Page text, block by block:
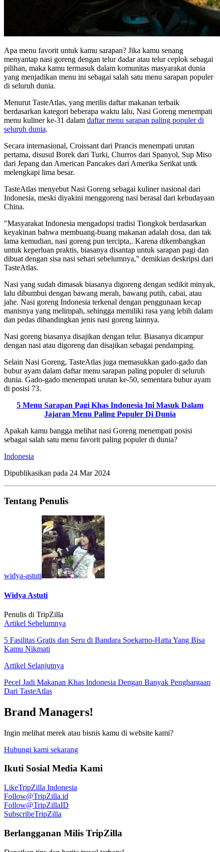
Apa menu favorit untuk kamu sarapan? Jika kamu senang
menyantap nasi goreng dengan telur dadar atau telur ceplok sebagai
pilihan, maka kamu termasuk dalam komunitas masyarakat dunia
yang menjadikan menu ini sebagai salah satu menu sarapan populer
di seluruh dunia.
Menurut TasteAtlas, yang merilis daftar makanan terbaik
berdasarkan kategori beberapa waktu lalu, Nasi Goreng menempati
menu kuliner ke-31 dalam daftar menu sarapan paling populer di
seluruh dunia.
Secara internasional, Croissant dari Prancis menempati urutan
pertama, disusul Borek dari Turki, Churros dari Spanyol, Sup Miso
dari Jepang dan American Pancakes dari Amerika Serikat untk
melengkapi lima besar.
TasteAtlas menyebut Nasi Goreng sebagai kuliner nasional dari
Indonesia, meski diyakini menggoreng nasi berasal dari kebudayaan
China.
"Masyarakat Indonesia mengadopsi tradisi Tiongkok berdasarkan
keyakinan bahwa membuang-buang makanan adalah dosa, dan tak
lama kemudian, nasi goreng pun tercipta,. Karena dikembangkan
untuk keperluan praktis, biasanya disantap untuk sarapan pagi dan
dibuat dengan sisa nasi sehari sebelumnya," demikian deskripsi dari
TasteAtlas.
Nasi yang sudah dimasak biasanya digoreng dengan sedikit minyak,
lalu dibumbui dengan bawang merah, bawang putih, cabai, atau
jahe. Nasi goreng Indonesia terkenal dengan penggunaan kecap
manisnya yang melimpah, sehingga memiliki rasa yang lebih dalam
dan pedas dibandingkan jenis nasi goreng lainnya.
Nasi goreng biasanya disajikan dengan telur. Biasanya dicampur
dengan nasi atau digoreng dan disajikan sebagai pendamping.
Selain Nasi Goreng, TasteAtlas juga memasukkan gado-gado dan
bubur ayam dalam daftar menu sarapan paling populer di seluruh
dunia. Gado-gado menempati urutan ke-50, sementara bubur ayam
di posisi 73.
5 Menu Sarapan Pagi Khas Indonesia Ini Masuk Dalam
Jajaran Menu Paling Populer Di Dunia
Apakah kamu bangga melihat nasi Goreng menempati posisi
sebagai salah satu menu favorit paling populer di dunia?
Indonesia
Dipublikasikan pada 24 Mar 2024
Tentang Penulis
widya-astuti
Widya Astuti
Penulis di TripZilla
Artikel Sebelumnya
5 Fasilitas Gratis dan Seru di Bandara Soekarno-Hatta Yang Bisa
Kamu Nikmati
Artikel Selanjutnya
Pecel Jadi Makanan Khas Indonesia Dengan Banyak Penghargaan
Dari TasteAtlas
Brand Managers!
Ingin melihat merek atau bisnis kamu di website kami?
Hubungi kami sekarang
Ikuti Sosial Media Kami
LikeTripZilla Indonesia
Follow@TripZilla.id
Follow@TripZillaID
SubscribeTripZilla
Berlangganan Milis TripZilla